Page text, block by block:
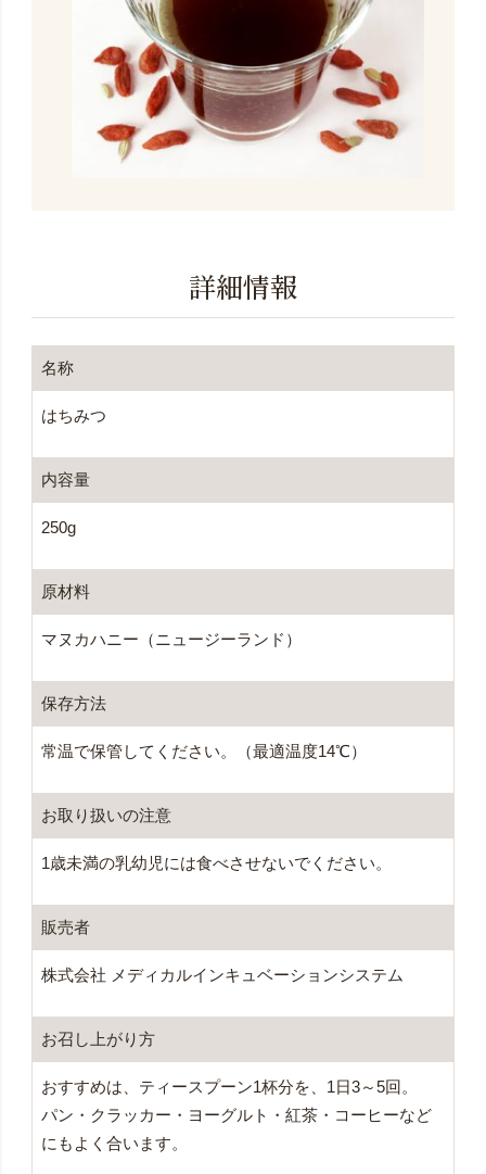
詳細情報
名称
はちみつ
内容量
250g
原材料
マヌカハニー（ニュージーランド）
保存方法
常温で保管してください。（最適温度14℃）
お取り扱いの注意
1歳未満の乳幼児には食べさせないでください。
販売者
株式会社 メディカルインキュベーションシステム
お召し上がり方
おすすめは、ティースプーン1杯分を、1日3～5回。
パン・クラッカー・ヨーグルト・紅茶・コーヒーなど
にもよく合います。